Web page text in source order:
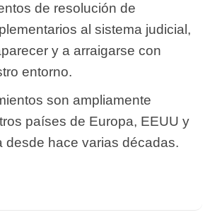
de resolución de
al sistema judicial,
y a arraigarse con
entorno.
son ampliamente
países de Europa, EEUU y
desde hace varias décadas.